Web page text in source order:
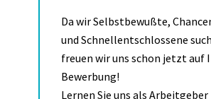
Da wir Selbstbewußte,
und Schnellentschlossene
freuen wir uns schon jetzt auf
Bewerbung!
Lernen Sie uns als Arbeitgeber